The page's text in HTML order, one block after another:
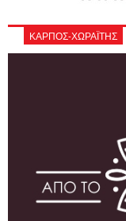
ΚΑΡΠΟΣ-ΧΩΡΑΪΤΗΣ